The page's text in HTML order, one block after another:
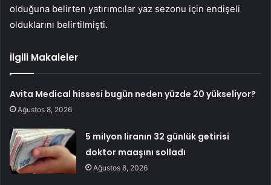
olduğuna belirten yatırımcılar yaz sezonu için endişeli
olduklarını belirtilmişti.
İlgili Makaleler
Avita Medical hissesi bugün neden yüzde 20 yükseliyor?
Ağustos 8, 2026
5 milyon liranın 32 günlük getirisi
doktor maaşını solladı
Ağustos 8, 2026